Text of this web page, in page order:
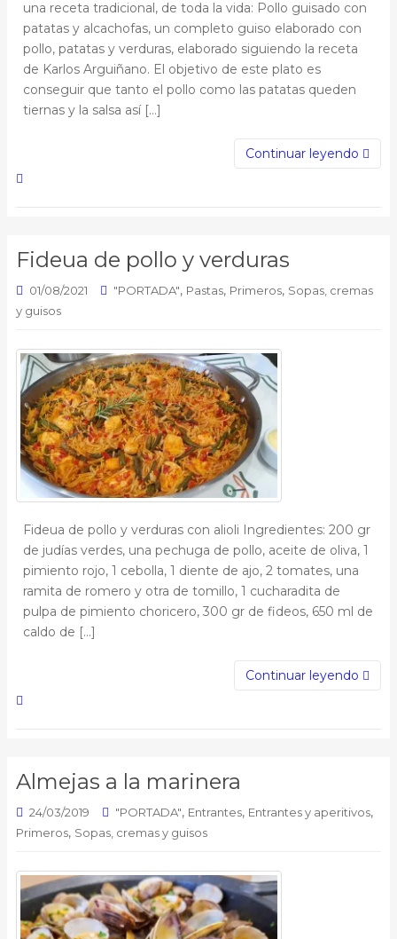
una receta tradicional, de toda la vida: Pollo guisado con
patatas y alcachofas, un completo guiso elaborado con
pollo, patatas y verduras, elaborado siguiendo la receta
de Karlos Arguiñano. El objetivo de este plato es
conseguir que tanto el pollo como las patatas queden
tiernas y la salsa así […]
Continuar leyendo
Fideua de pollo y verduras
01/08/2021 "PORTADA", Pastas, Primeros, Sopas, cremas
y guisos
Fideua de pollo y verduras con alioli Ingredientes: 200 gr
de judías verdes, una pechuga de pollo, aceite de oliva, 1
pimiento rojo, 1 cebolla, 1 diente de ajo, 2 tomates, una
ramita de romero y otra de tomillo, 1 cucharadita de
pulpa de pimiento choricero, 300 gr de fideos, 650 ml de
caldo de […]
Continuar leyendo
Almejas a la marinera
24/03/2019 "PORTADA", Entrantes, Entrantes y aperitivos,
Primeros, Sopas, cremas y guisos